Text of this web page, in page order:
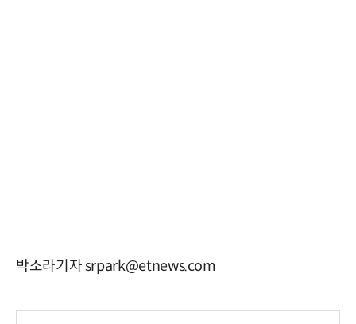
박소라기자 srpark@etnews.com